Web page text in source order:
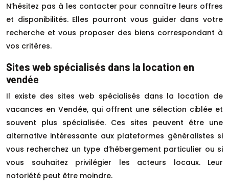
N’hésitez pas à les contacter pour connaître leurs offres
et disponibilités. Elles pourront vous guider dans votre
recherche et vous proposer des biens correspondant à
vos critères.
Sites web spécialisés dans la location en
vendée
Il existe des sites web spécialisés dans la location de
vacances en Vendée, qui offrent une sélection ciblée et
souvent plus spécialisée. Ces sites peuvent être une
alternative intéressante aux plateformes généralistes si
vous recherchez un type d’hébergement particulier ou si
vous souhaitez privilégier les acteurs locaux. Leur
notoriété peut être moindre.